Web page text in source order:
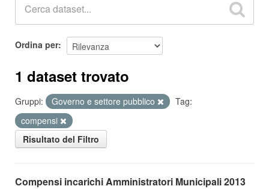
Ordina per
1 dataset trovato
Gruppi: Governo e settore pubblico
Tag:
compensi
Risultato del Filtro
Compensi incarichi Amministratori Municipali 2013